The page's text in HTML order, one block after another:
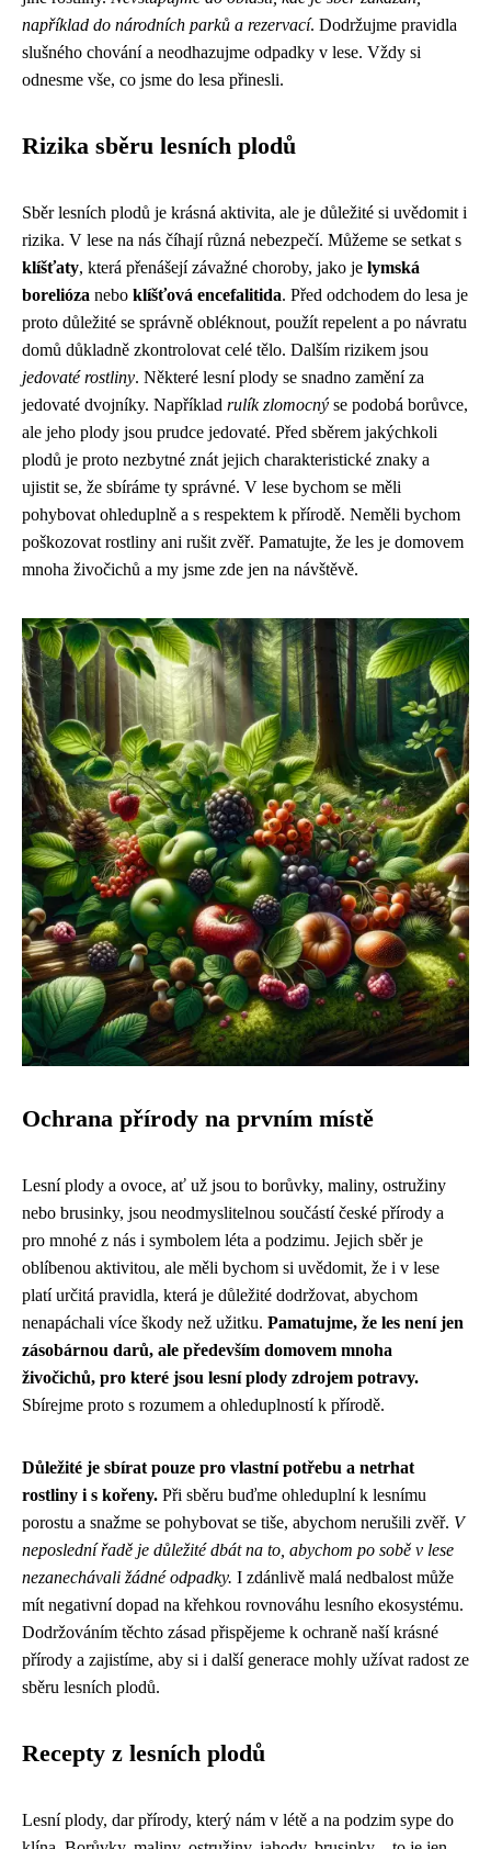
například do národních parků a rezervací. Dodržujme pravidla
slušného chování a neodhazujme odpadky v lese. Vždy si
odnesme vše, co jsme do lesa přinesli.
Rizika sběru lesních plodů
Sběr lesních plodů je krásná aktivita, ale je důležité si uvědomit i
rizika. V lese na nás číhají různá nebezpečí. Můžeme se setkat s
klíšťaty, která přenášejí závažné choroby, jako je lymská
borelióza nebo klíšťová encefalitida. Před odchodem do lesa je
proto důležité se správně obléknout, použít repelent a po návratu
domů důkladně zkontrolovat celé tělo. Dalším rizikem jsou
jedovaté rostliny. Některé lesní plody se snadno zamění za
jedovaté dvojníky. Například rulík zlomocný se podobá borůvce,
ale jeho plody jsou prudce jedovaté. Před sběrem jakýchkoli
plodů je proto nezbytné znát jejich charakteristické znaky a
ujistit se, že sbíráme ty správné. V lese bychom se měli
pohybovat ohleduplně a s respektem k přírodě. Neměli bychom
poškozovat rostliny ani rušit zvěř. Pamatujte, že les je domovem
mnoha živočichů a my jsme zde jen na návštěvě.
Ochrana přírody na prvním místě
Lesní plody a ovoce, ať už jsou to borůvky, maliny, ostružiny
nebo brusinky, jsou neodmyslitelnou součástí české přírody a
pro mnohé z nás i symbolem léta a podzimu. Jejich sběr je
oblíbenou aktivitou, ale měli bychom si uvědomit, že i v lese
platí určitá pravidla, která je důležité dodržovat, abychom
nenapáchali více škody než užitku. Pamatujme, že les není jen
zásobárnou darů, ale především domovem mnoha
živočichů, pro které jsou lesní plody zdrojem potravy.
Sbírejme proto s rozumem a ohleduplností k přírodě.
Důležité je sbírat pouze pro vlastní potřebu a netrhat
rostliny i s kořeny. Při sběru buďme ohleduplní k lesnímu
porostu a snažme se pohybovat se tiše, abychom nerušili zvěř. V
neposlední řadě je důležité dbát na to, abychom po sobě v lese
nezanechávali žádné odpadky. I zdánlivě malá nedbalost může
mít negativní dopad na křehkou rovnováhu lesního ekosystému.
Dodržováním těchto zásad přispějeme k ochraně naší krásné
přírody a zajistíme, aby si i další generace mohly užívat radost ze
sběru lesních plodů.
Recepty z lesních plodů
Lesní plody, dar přírody, který nám v létě a na podzim sype do